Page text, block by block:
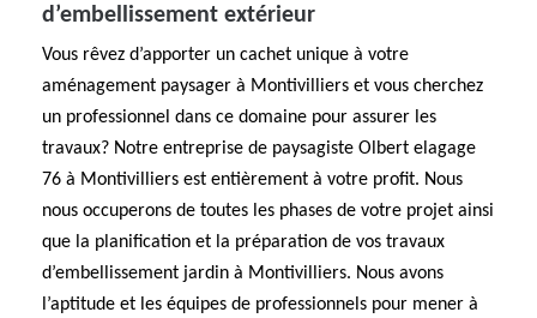
d’embellissement extérieur
Vous rêvez d’apporter un cachet unique à votre
aménagement paysager à Montivilliers et vous cherchez
un professionnel dans ce domaine pour assurer les
travaux? Notre entreprise de paysagiste Olbert elagage
76 à Montivilliers est entièrement à votre profit. Nous
nous occuperons de toutes les phases de votre projet ainsi
que la planification et la préparation de vos travaux
d’embellissement jardin à Montivilliers. Nous avons
l’aptitude et les équipes de professionnels pour mener à